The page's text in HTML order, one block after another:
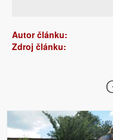
Autor článku:
Zdroj článku: